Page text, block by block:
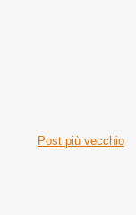
Post più vecchio